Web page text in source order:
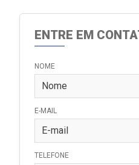
ENTRE EM
NOME
E-MAIL
TELEFONE